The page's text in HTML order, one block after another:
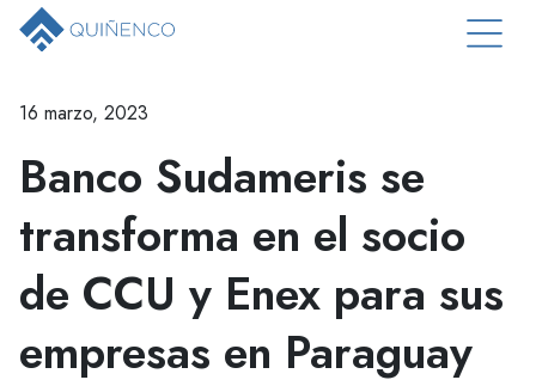
16 marzo, 2023
Banco Sudameris se
transforma en el socio
de CCU y Enex para sus
empresas en Paraguay